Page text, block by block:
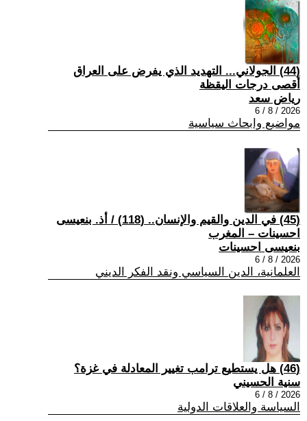
(44) الجولاني... التهديد الذي يفرض على العراق
أقصى درجات اليقظة
رياض سعد
2026 / 8 / 6
مواضيع وابحاث سياسية
(45) في الدين والقيم والإنسان.. (118) / أذ. بنعيسى
احسينات – المغرب
بنعيسى احسينات
2026 / 8 / 6
العلمانية، الدين السياسي ونقد الفكر الديني
(46) هل يستطيع ترامب تغيير المعادلة في غزة؟
سنية الحسيني
2026 / 8 / 6
السياسة والعلاقات الدولية